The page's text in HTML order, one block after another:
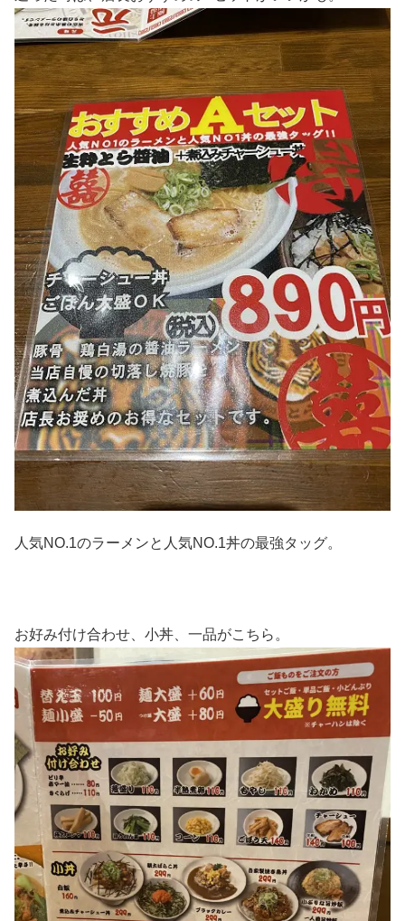
人気NO.1のラーメンと人気NO.1丼の最強タッグ。
お好み付け合わせ、小丼、一品がこちら。